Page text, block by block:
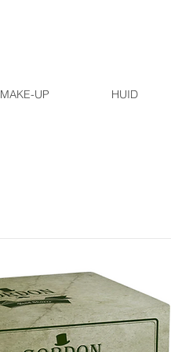
MAKE-UP HUID